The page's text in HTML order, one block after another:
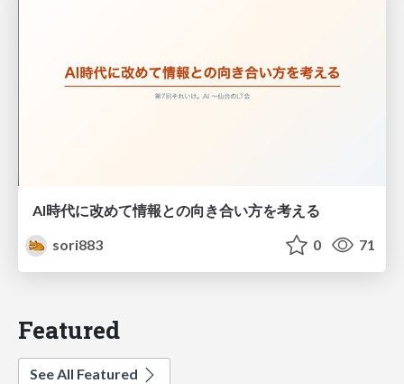
AI時代に改めて情報との向き合い方を考える
sori883
0 71
Featured
See All Featured